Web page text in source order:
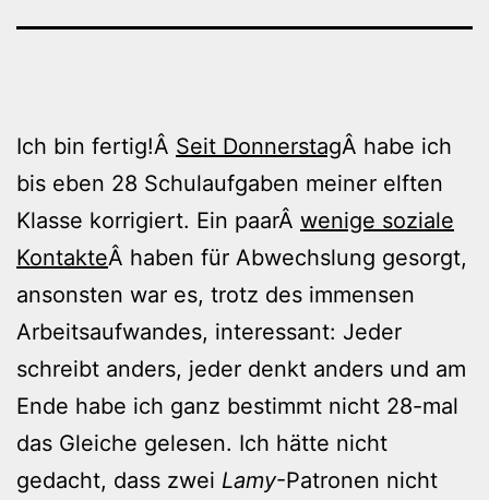
Ich bin fertig!Â Seit DonnerstagÂ habe ich
bis eben 28 Schulaufgaben meiner elften
Klasse korrigiert. Ein paarÂ wenige soziale
KontakteÂ haben für Abwechslung gesorgt,
ansonsten war es, trotz des immensen
Arbeitsaufwandes, interessant: Jeder
schreibt anders, jeder denkt anders und am
Ende habe ich ganz bestimmt nicht 28-mal
das Gleiche gelesen. Ich hätte nicht
gedacht, dass zwei Lamy-Patronen nicht